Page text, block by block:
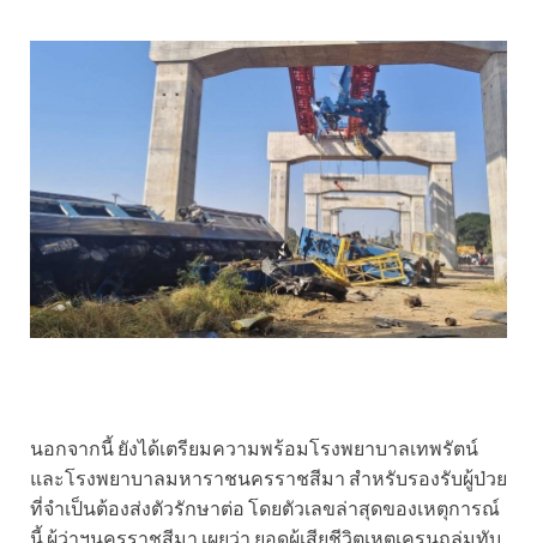
นอกจากนี้ ยังได้เตรียมความพร้อมโรงพยาบาลเทพรัตน์
และโรงพยาบาลมหาราชนครราชสีมา สำหรับรองรับผู้ป่วย
ที่จำเป็นต้องส่งตัวรักษาต่อ โดยตัวเลขล่าสุดของเหตุการณ์
นี้ ผู้ว่าฯนครราชสีมา เผยว่า ยอดผู้เสียชีวิตเหตุเครนถล่มทับ